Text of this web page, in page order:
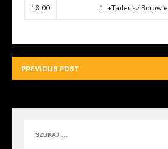
18.00 1. +Tadeusz
PREVIOUS POST